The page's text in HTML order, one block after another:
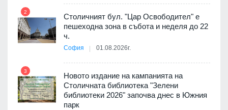
2
Столичният бул. "Цар Освободител" е
пешеходна зона в събота и неделя до 22
ч.
София 01.08.2026г.
3
Новото издание на кампанията на
Столичната библиотека "Зелени
библиотеки 2026" започва днес в Южния
парк